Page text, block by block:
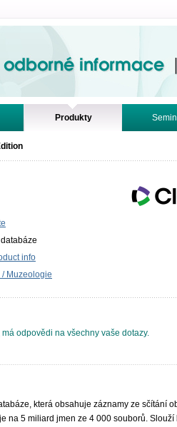
Online.
Produkty
info
/ Muzeologie
má odpovědi na všechny vaše dotazy.
která obsahuje záznamy ze sčítání
na 5 miliard jmen ze 4 000 souborů. Slouží